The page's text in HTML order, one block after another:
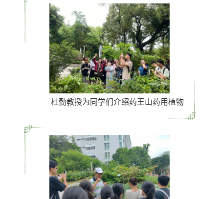
杜勤教授为同学们介绍药王山药用植物